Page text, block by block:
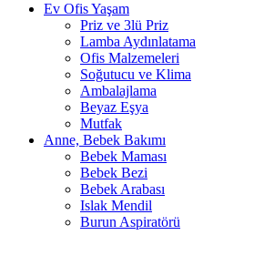
Ev Ofis Yaşam
Priz ve 3lü Priz
Lamba Aydınlatama
Ofis Malzemeleri
Soğutucu ve Klima
Ambalajlama
Beyaz Eşya
Mutfak
Anne, Bebek Bakımı
Bebek Maması
Bebek Bezi
Bebek Arabası
Islak Mendil
Burun Aspiratörü